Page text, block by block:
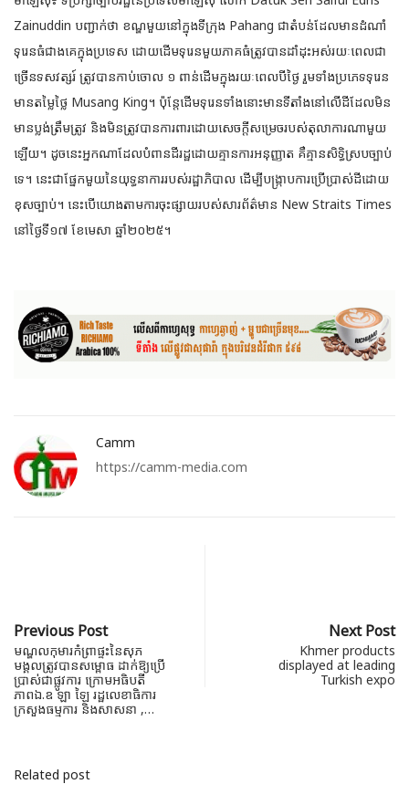
Zainuddin បញ្ជាក់ថា ខណ្ឌមួយនៅក្នុងទីក្រុង Pahang ជាតំបន់ដែលមានដំណាំ
ទុរេនធំជាងគេក្នុងប្រទេស ដោយដើមទុរេនមួយភាគធំត្រូវបានដាំដុះអស់រយៈពេលជា
ច្រើនទសវត្សរ៍ ត្រូវបានកាប់ចោល ១ ពាន់ដើមក្នុងរយៈពេលបីថ្ងៃ រួមទាំងប្រភេទទុរេន
មានតម្លៃថ្លៃ Musang King។ ប៉ុន្តែដើមទុរេនទាំងនោះមានទីតាំងនៅលើដីដែលមិន
មានប្លង់ត្រឹមត្រូវ និងមិនត្រូវបានការពារដោយសេចក្តីសម្រេចរបស់តុលាការណាមួយ
ឡើយ។ ដូចនេះអ្នកណាដែលបំពានដីរដ្ឋដោយគ្មានការអនុញ្ញាត គឺគ្មានសិទ្ធិស្របច្បាប់
ទេ។ នេះជាផ្នែកមួយនៃយុទ្ធនាការរបស់រដ្ឋាភិបាល ដើម្បីបង្ក្រាបការប្រើប្រាស់ដីដោយ
ខុសច្បាប់។ នេះបើយោងតាមការចុះផ្សាយរបស់សារព័ត៌មាន New Straits Times
នៅថ្ងៃទី១៧ ខែមេសា ឆ្នាំ២០២៥។
Camm
https://camm-media.com
Previous Post
មណ្ឌលកុមារកំព្រាផ្ទះនៃសុភ
មង្គលត្រូវបានសម្ពោធ ដាក់ឱ្យប្រើ
ប្រាស់ជាផ្លូវការ ក្រោមអធិបតី
ភាពឯ.ឧ ឡា ឡៃ រដ្ឋលេខាធិការ
ក្រសួងធម្មការ និងសាសនា ,…
Next Post
Khmer products
displayed at leading
Turkish expo
Related post